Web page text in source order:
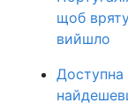
щоб
вийшло
Доступна